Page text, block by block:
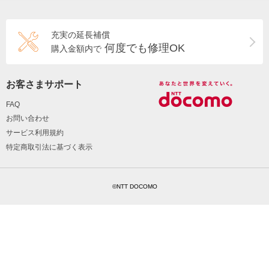
充実の延長補償
購入金額内で 何度でも修理OK
お客さまサポート
FAQ
お問い合わせ
サービス利用規約
特定商取引法に基づく表示
©NTT DOCOMO